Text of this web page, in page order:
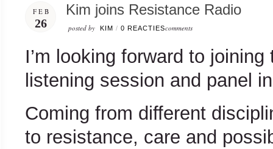
FEB
26
Kim joins Resistance Radio
posted by KIM / 0 REACTIEScomments
I’m looking forward to
listening session and panel
Coming from different
to resistance, care and